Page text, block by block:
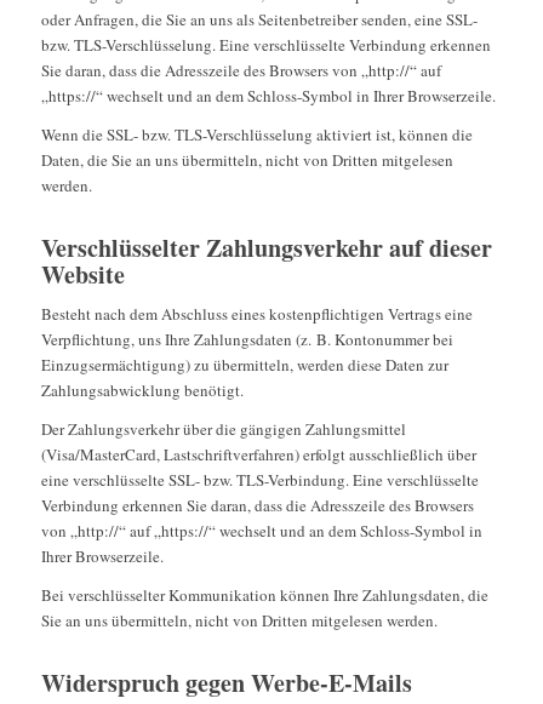
oder Anfragen, die Sie an uns als Seitenbetreiber senden, eine SSL-
bzw. TLS-Verschlüsselung. Eine verschlüsselte Verbindung erkennen
Sie daran, dass die Adresszeile des Browsers von „http://“ auf
„https://“ wechselt und an dem Schloss-Symbol in Ihrer Browserzeile.
Wenn die SSL- bzw. TLS-Verschlüsselung aktiviert ist, können die
Daten, die Sie an uns übermitteln, nicht von Dritten mitgelesen
werden.
Verschlüsselter Zahlungsverkehr auf dieser
Website
Besteht nach dem Abschluss eines kostenpflichtigen Vertrags eine
Verpflichtung, uns Ihre Zahlungsdaten (z. B. Kontonummer bei
Einzugsermächtigung) zu übermitteln, werden diese Daten zur
Zahlungsabwicklung benötigt.
Der Zahlungsverkehr über die gängigen Zahlungsmittel
(Visa/MasterCard, Lastschriftverfahren) erfolgt ausschließlich über
eine verschlüsselte SSL- bzw. TLS-Verbindung. Eine verschlüsselte
Verbindung erkennen Sie daran, dass die Adresszeile des Browsers
von „http://“ auf „https://“ wechselt und an dem Schloss-Symbol in
Ihrer Browserzeile.
Bei verschlüsselter Kommunikation können Ihre Zahlungsdaten, die
Sie an uns übermitteln, nicht von Dritten mitgelesen werden.
Widerspruch gegen Werbe-E-Mails